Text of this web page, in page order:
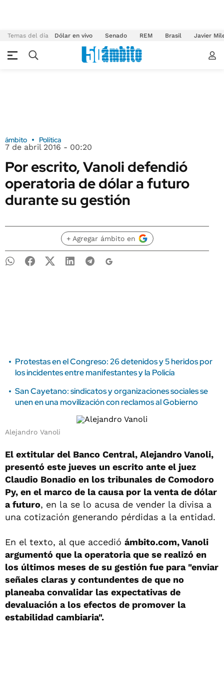
Temas del día Dólar en vivo Senado REM Brasil Javier
ámbito Política
7 de abril 2016 - 00:20
Por escrito, Vanoli defendió
operatoria de dólar a futuro
durante su gestión
+ Agregar ámbito en
Protestas en el Congreso: 26 detenidos y 5 heridos por
los incidentes entre manifestantes y la Policía
San Cayetano: sindicatos y organizaciones sociales se
unen en una movilización con reclamos al Gobierno
Alejandro Vanoli
El extitular del Banco Central, Alejandro Vanoli,
presentó este jueves un escrito ante el juez
Claudio Bonadio en los tribunales de Comodoro
Py, en el marco de la causa por la venta de dólar
a futuro, en la se lo acusa de vender la divisa a
una cotización generando pérdidas a la entidad.
En el texto, al que accedió ámbito.com,Vanoli
argumentó que la operatoria que se realizó en
los últimos meses de su gestión fue para "enviar
señales claras y contundentes de que no
planeaba convalidar las expectativas de
devaluación a los efectos de promover la
estabilidad cambiaria".